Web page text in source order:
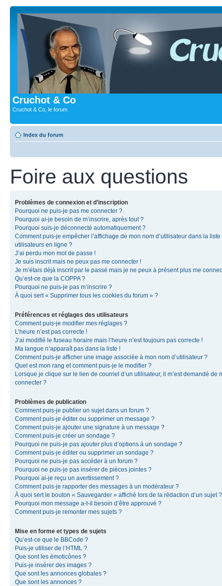
Cruchot & Co
Cruchot & Co, le forum
Index du forum
Foire aux questions
Problèmes de connexion et d’inscription
Pourquoi ne puis-je pas me connecter ?
Pourquoi ai-je besoin de m’inscrire, après tout ?
Pourquoi suis-je déconnecté automatiquement ?
Comment puis-je empêcher l’affichage de mon nom d’utilisateur dans la liste
utilisateurs en ligne ?
J’ai perdu mon mot de passe !
Je suis inscrit mais ne peux pas me connecter !
Je m’étais déjà inscrit par le passé mais je ne peux à présent plus me
Qu’est-ce que la COPPA ?
Pourquoi ne puis-je pas m’inscrire ?
À quoi sert « Supprimer tous les cookies du forum » ?
Préférences et réglages des utilisateurs
Comment puis-je modifier mes réglages ?
L’heure n’est pas correcte !
J’ai modifié le fuseau horaire mais l’heure n’est toujours pas correcte !
Ma langue n’apparaît pas dans la liste !
Comment puis-je afficher une image associée à mon nom d’utilisateur ?
Quel est mon rang et comment puis-je le modifier ?
Lorsque je clique sur le lien de courriel d’un utilisateur, il m’est demandé de
connecter ?
Problèmes de publication
Comment puis-je publier un sujet dans un forum ?
Comment puis-je éditer ou supprimer un message ?
Comment puis-je ajouter une signature à un message ?
Comment puis-je créer un sondage ?
Pourquoi ne puis-je pas ajouter plus d’options à un sondage ?
Comment puis-je éditer ou supprimer un sondage ?
Pourquoi ne puis-je pas accéder à un forum ?
Pourquoi ne puis-je pas insérer de pièces jointes ?
Pourquoi ai-je reçu un avertissement ?
Comment puis-je rapporter des messages à un modérateur ?
À quoi sert le bouton « Sauvegarder » affiché lors de la rédaction d’un sujet ?
Pourquoi mon message a-t-il besoin d’être approuvé ?
Comment puis-je remonter mes sujets ?
Mise en forme et types de sujets
Qu’est-ce que le BBCode ?
Puis-je utiliser de l’HTML ?
Que sont les émoticônes ?
Puis-je insérer des images ?
Que sont les annonces globales ?
Que sont les annonces ?